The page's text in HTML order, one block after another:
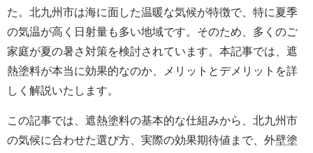
た。北九州市は海に面した温暖な気候が特徴で、特に夏季
の気温が高く日射量も多い地域です。そのため、多くのご
家庭が夏の暑さ対策を検討されています。本記事では、遮
熱塗料が本当に効果的なのか、メリットとデメリットを詳
しく解説いたします。
この記事では、遮熱塗料の基本的な仕組みから、北九州市
の気候に合わせた選び方、実際の効果期待値まで、外壁塗